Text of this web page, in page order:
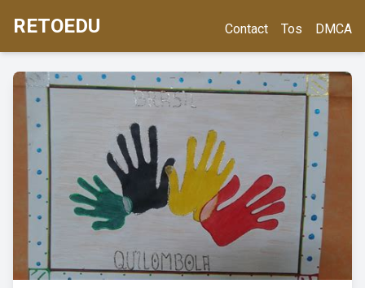
RETOEDU Contact Tos DMCA